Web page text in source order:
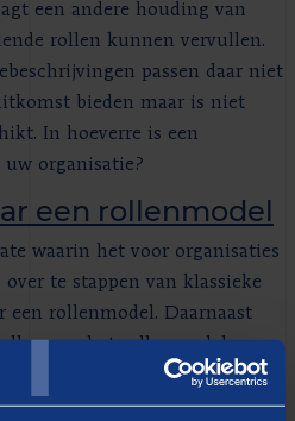
een andere houding van
rollen kunnen vervullen.
passen daar niet
bieden maar is niet
In hoeverre is een
organisatie?
een rollenmodel
waarin het voor organisaties
te stappen van klassieke
rollenmodel. Daarnaast
van het rollenmodel en
ervaring met het
koppelen we het